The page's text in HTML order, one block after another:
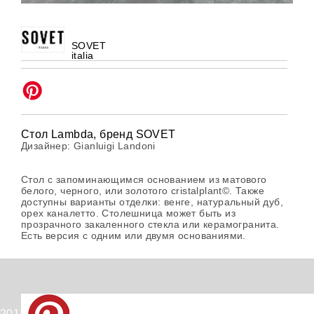
SOVET
italia
Стол Lambda, бренд SOVET
Дизайнер: Gianluigi Landoni
Стол с запоминающимся основанием из матового
белого, черного, или золотого cristalplant©. Также
доступны варианты отделки: венге, натуральный дуб,
орех каналетто. Столешница может быть из
прозрачного закаленного стекла или керамогранита.
Есть версия с одним или двумя основаниями.